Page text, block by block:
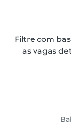
Filtre com
as vagas